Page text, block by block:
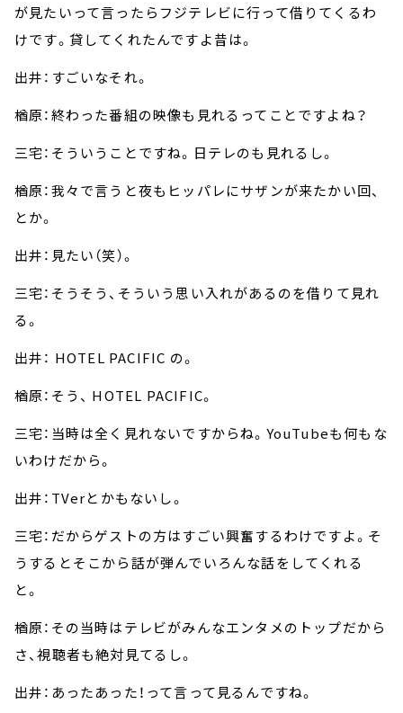
が見たいって言ったらフジテレビに行って借りてくるわ
けです。貸してくれたんですよ昔は。
出井：すごいなそれ。
楢原：終わった番組の映像も見れるってことですよね？
三宅：そういうことですね。日テレのも見れるし。
楢原：我々で言うと夜もヒッパレにサザンが来たかい回、
とか。
出井：見たい（笑）。
三宅：そうそう、そういう思い入れがあるのを借りて見れ
る。
出井： HOTEL PACIFIC の。
楢原：そう、 HOTEL PACIFIC。
三宅：当時は全く見れないですからね。YouTubeも何もな
いわけだから。
出井：TVerとかもないし。
三宅：だからゲストの方はすごい興奮するわけですよ。そ
うするとそこから話が弾んでいろんな話をしてくれる
と。
楢原：その当時はテレビがみんなエンタメのトップだから
さ、視聴者も絶対見てるし。
出井：あったあった！って言って見るんですね。